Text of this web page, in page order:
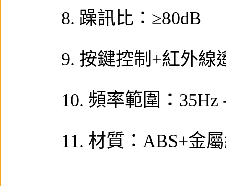
8. 躁訊比：≥80dB
9. 按鍵控制+紅外線
10. 頻率範圍：35Hz
11. 材質：ABS+金